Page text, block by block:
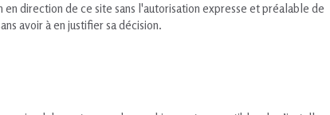
direction de ce site sans l'autorisation expresse et préalable de
avoir à en justifier sa décision.